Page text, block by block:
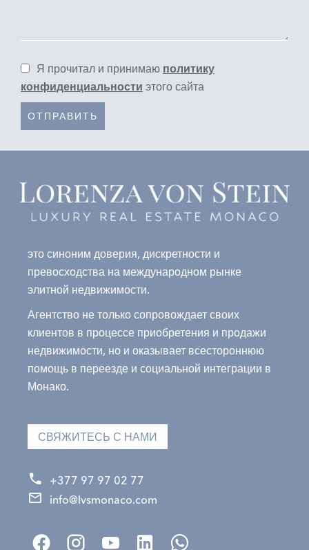
Я прочитал и принимаю политику
конфиденциальности этого сайта
ОТПРАВИТЬ
это синоним доверия, дискретности и
превосходства на международном рынке
элитной недвижимости.
Агентство не только сопровождает своих
клиентов в процессе приобретения и продажи
недвижимости, но и оказывает всестороннюю
помощь в переезде и социальной интеграции в
Монако.
СВЯЖИТЕСЬ С НАМИ
+377 97 97 02 77
info@lvsmonaco.com